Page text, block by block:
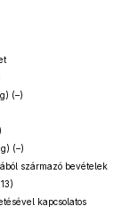
(–)
(–)
származó bevételek
kapcsolatos